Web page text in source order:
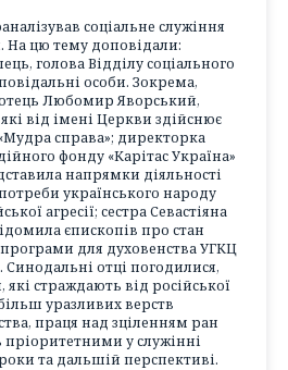
соціальне служіння
На цю тему доповідали:
голова Відділу соціального
особи. Зокрема,
Любомир Яворський,
від імені Церкви здійснює
справа»; директорка
фонду «Карітас Україна»
напрямки діяльності
українського народу
агресії; сестра Севастіяна
єпископів про стан
програми для духовенства УГКЦ
Синодальні отці погодилися,
страждають від російської
уразливих верств
праця над зціленням ран
пріоритетними у служінні
та дальшій перспективі.